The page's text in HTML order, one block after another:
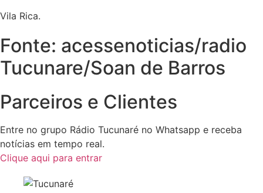
Vila Rica.
Fonte: acessenoticias/radio
Tucunare/Soan de Barros
Parceiros e Clientes
Entre no grupo Rádio Tucunaré no Whatsapp e receba
notícias em tempo real.
Clique aqui para entrar